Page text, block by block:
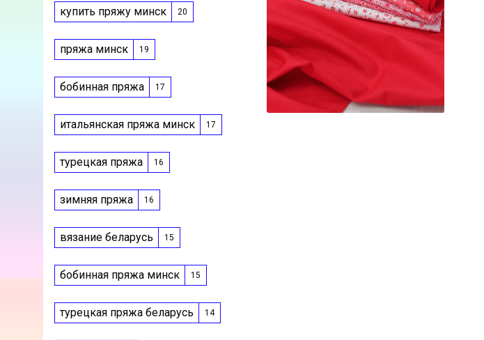
купить пряжу минск 20
пряжа минск 19
бобинная пряжа 17
итальянская пряжа минск 17
турецкая пряжа 16
зимняя пряжа 16
вязание беларусь 15
бобинная пряжа минск 15
турецкая пряжа беларусь 14